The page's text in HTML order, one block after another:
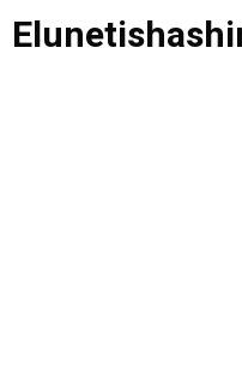
Saltar
al